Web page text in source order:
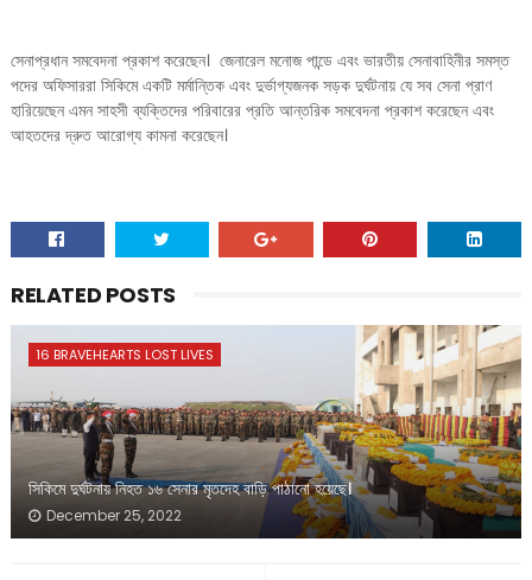
সেনাপ্রধান সমবেদনা প্রকাশ করেছেন। জেনারেল মনোজ পান্ডে এবং ভারতীয় সেনাবাহিনীর সমস্ত
পদের অফিসাররা সিকিমে একটি মর্মান্তিক এবং দুর্ভাগ্যজনক সড়ক দুর্ঘটনায় যে সব সেনা প্রাণ
হারিয়েছেন এমন সাহসী ব্যক্তিদের পরিবারের প্রতি আন্তরিক সমবেদনা প্রকাশ করেছেন এবং
আহতদের দ্রুত আরোগ্য কামনা করেছেন।
RELATED POSTS
16 BRAVEHEARTS LOST LIVES
সিকিমে দুর্ঘটনায় নিহত ১৬ সেনার মৃতদেহ বাড়ি পাঠানো হয়েছে।
December 25, 2022